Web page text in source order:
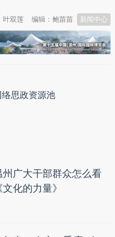
新闻中心
编辑：鲍苗苗
叶双莲
思政资源池
州广大干部群众怎么看
文化的力量》